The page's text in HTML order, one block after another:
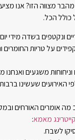
מצווה הזו? אנו
כולל הכל.
ונקטפים בשדה מידי
על טריות החומרים
משגעים ואנחנו
האירועים שעשינו
אומרים האורחים
קייטרינג מאמא:
לשבח.